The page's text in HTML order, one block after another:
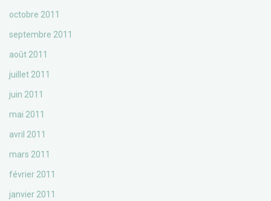
octobre 2011
septembre 2011
août 2011
juillet 2011
juin 2011
mai 2011
avril 2011
mars 2011
février 2011
janvier 2011